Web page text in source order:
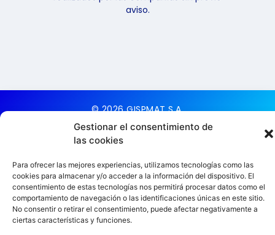
Gestionar el consentimiento de
las cookies
Para ofrecer las mejores experiencias, utilizamos tecnologías como las
cookies para almacenar y/o acceder a la información del dispositivo. El
consentimiento de estas tecnologías nos permitirá procesar datos como el
comportamiento de navegación o las identificaciones únicas en este sitio.
No consentir o retirar el consentimiento, puede afectar negativamente a
ciertas características y funciones.
aviso.
© 2026 GISPMAT S.A.
Todos los derechos
reservados
Aviso Legal
Política de cookies
Política de Privacidad